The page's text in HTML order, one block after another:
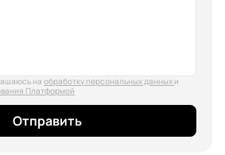
на обработку персональных данных и
Платформой
Отправить